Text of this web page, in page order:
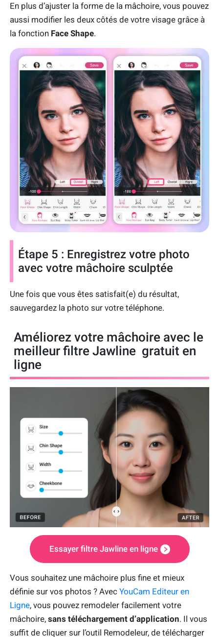
En plus d’ajuster la forme de la mâchoire, vous pouvez
aussi modifier les deux côtés de votre visage grâce à
la fonction Face Shape.
Étape 5 : Enregistrez votre photo
avec votre mâchoire sculptée
Une fois que vous êtes satisfait(e) du résultat,
sauvegardez la photo sur votre téléphone.
Améliorez votre mâchoire avec le
meilleur filtre Jawline gratuit en
ligne
Essayer filtre Jawline en ligne
Vous souhaitez une mâchoire plus fine et mieux
définie sur vos photos ? Avec YouCam Editeur en
Ligne, vous pouvez remodeler facilement votre
mâchoire, sans téléchargement d’application. Il vous
suffit de cliquer sur l’outil Remodeleur, de télécharger